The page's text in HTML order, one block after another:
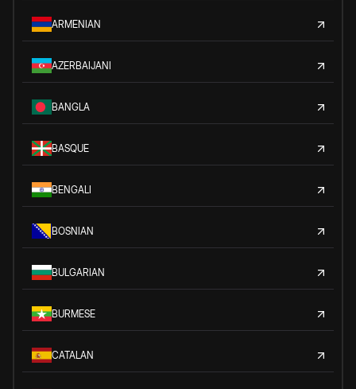
ARMENIAN
AZERBAIJANI
BANGLA
BASQUE
BENGALI
BOSNIAN
BULGARIAN
BURMESE
CATALAN